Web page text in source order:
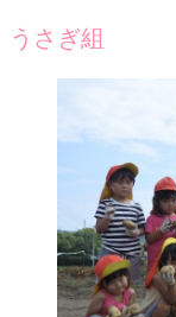
うさぎ組